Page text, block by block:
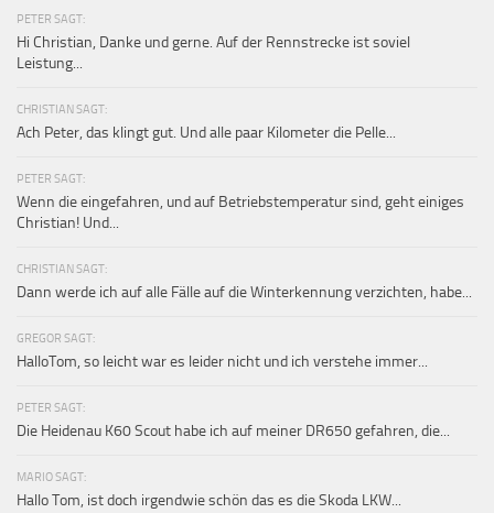
PETER SAGT:
Hi Christian, Danke und gerne. Auf der Rennstrecke ist soviel
Leistung...
CHRISTIAN SAGT:
Ach Peter, das klingt gut. Und alle paar Kilometer die Pelle...
PETER SAGT:
Wenn die eingefahren, und auf Betriebstemperatur sind, geht einiges
Christian! Und...
CHRISTIAN SAGT:
Dann werde ich auf alle Fälle auf die Winterkennung verzichten, habe...
GREGOR SAGT:
HalloTom, so leicht war es leider nicht und ich verstehe immer...
PETER SAGT:
Die Heidenau K60 Scout habe ich auf meiner DR650 gefahren, die...
MARIO SAGT:
Hallo Tom, ist doch irgendwie schön das es die Skoda LKW...